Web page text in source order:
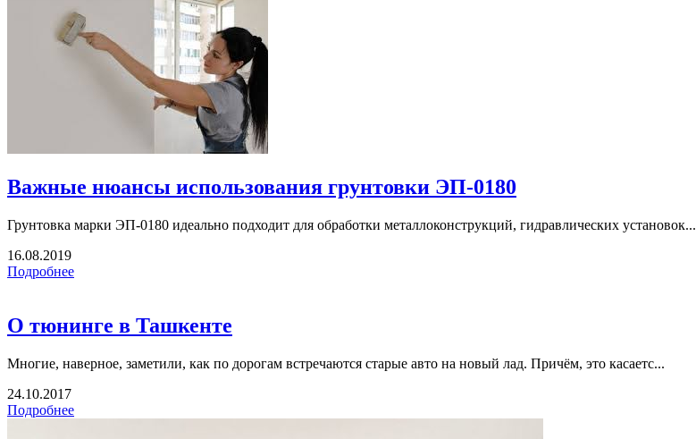
Важные нюансы использования грунтовки ЭП-0180
Грунтовка марки ЭП-0180 идеально подходит для обработки металлоконструкций, гидравлических установок...
16.08.2019
Подробнее
О тюнинге в Ташкенте
Многие, наверное, заметили, как по дорогам встречаются старые авто на новый лад. Причём, это касаетс...
24.10.2017
Подробнее